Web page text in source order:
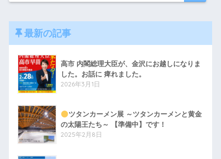
最新の記事
高市 内閣総理大臣が、金沢にお越しになりま
した。お話に 痺れました。
2026年3月1日
ツタンカーメン展 ～ツタンカーメンと黄金
の太陽王たち～ 【準備中】です！
2025年2月8日